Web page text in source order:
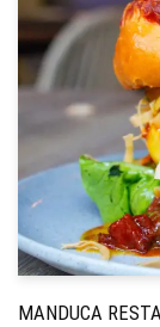
MANDUCA